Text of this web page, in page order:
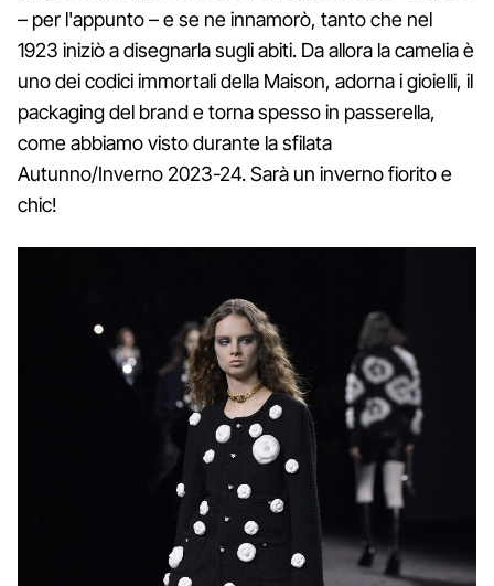
– per l'appunto – e se ne innamorò, tanto che nel
1923 iniziò a disegnarla sugli abiti. Da allora la camelia è
uno dei codici immortali della Maison, adorna i gioielli, il
packaging del brand e torna spesso in passerella,
come abbiamo visto durante la sfilata
Autunno/Inverno 2023-24. Sarà un inverno fiorito e
chic!